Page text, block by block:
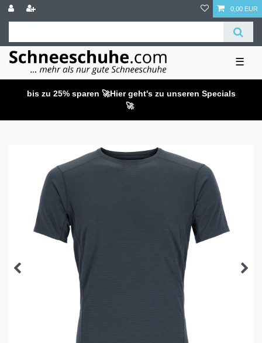
0,00 EUR
☰
bis zu 25% sparen 🚀Hier geht's zu unseren Specials
🚀